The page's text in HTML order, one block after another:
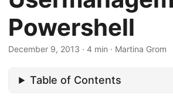
Powershell
December 9, 2013 · 4 min · Martina Grom
Table of Contents